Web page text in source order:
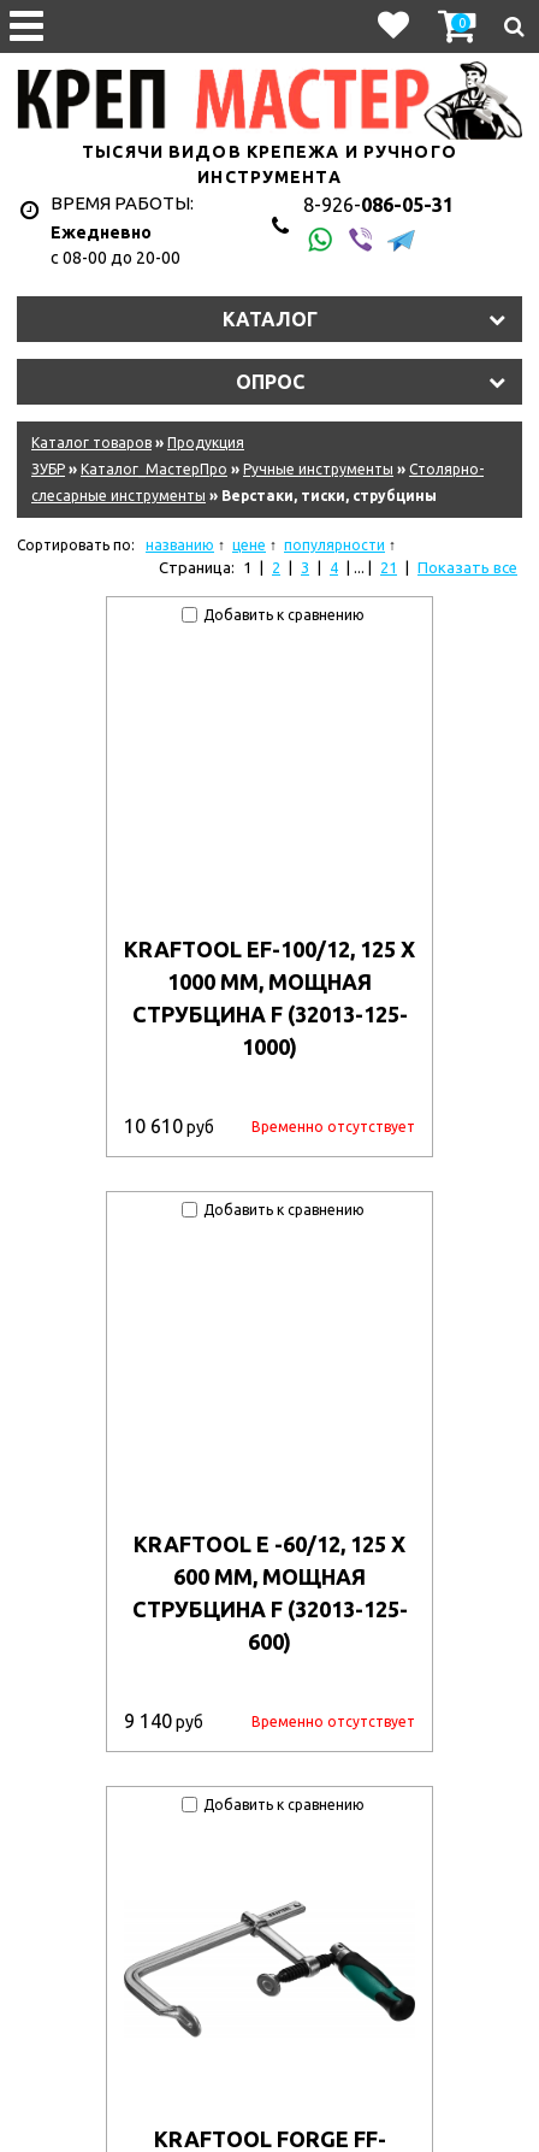
0
ТЫСЯЧИ ВИДОВ КРЕПЕЖА И РУЧНОГО
ИНСТРУМЕНТА
ВРЕМЯ РАБОТЫ:
Ежедневно
с 08-00 до 20-00
8-926-086-05-31
КАТАЛОГ
ОПРОС
Каталог товаров » Продукция
ЗУБР » Каталог_МастерПро » Ручные инструменты » Столярно-
слесарные инструменты » Верстаки, тиски, струбцины
Сортировать по: названию цене популярности
Страница: 1 2 3 4 | ... | 21 Показать все
Добавить к сравнению
KRAFTOOL EF-100/12, 125 Х
1000 ММ, МОЩНАЯ
СТРУБЦИНА F (32013-125-
1000)
10 610руб Временно отсутствует
Добавить к сравнению
KRAFTOOL E -60/12, 125 Х
600 ММ, МОЩНАЯ
СТРУБЦИНА F (32013-125-
600)
9 140руб Временно отсутствует
Добавить к сравнению
KRAFTOOL FORGE FF-